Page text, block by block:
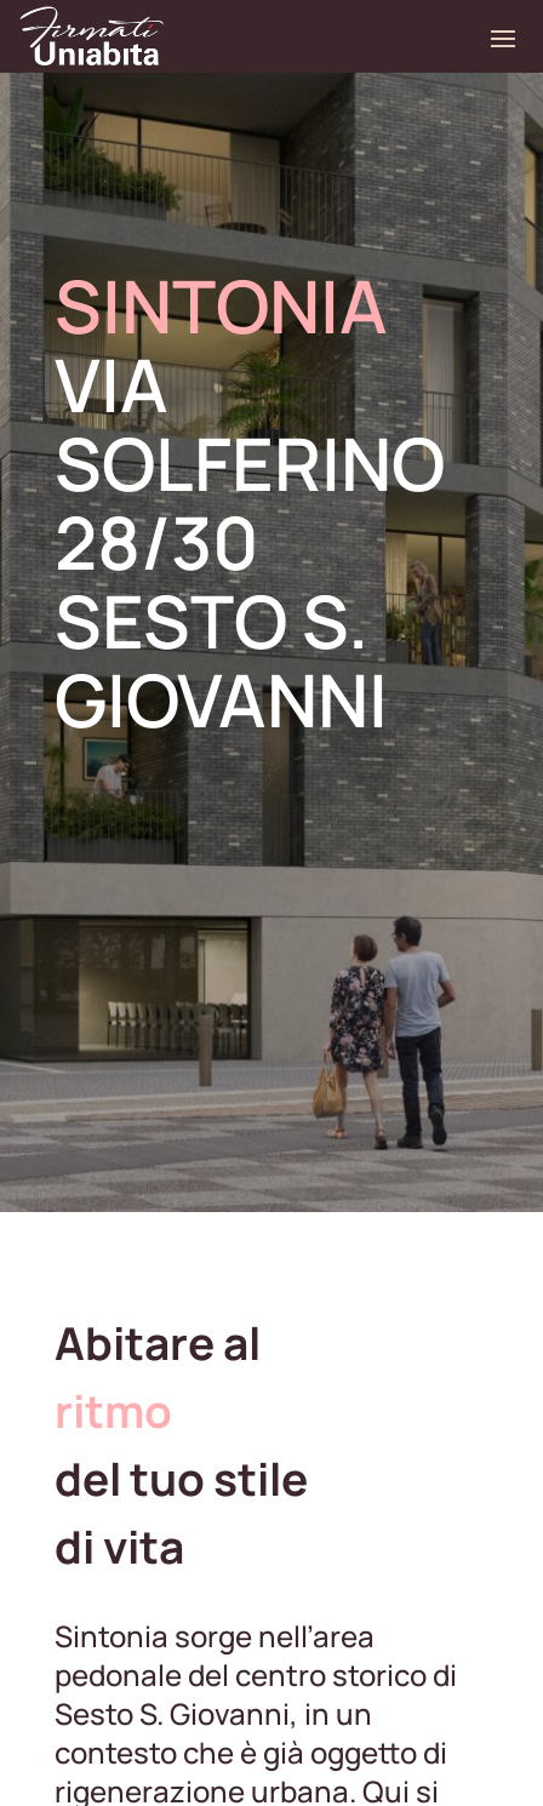
SINTONIA
VIA
SOLFERINO
28/30
SESTO S.
GIOVANNI
Abitare al
ritmo
del tuo stile
di vita
Sintonia sorge nell’area
pedonale del centro storico di
Sesto S. Giovanni, in un
contesto che è già oggetto di
rigenerazione urbana. Qui si